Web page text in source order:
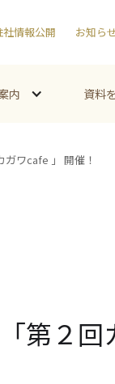
情報公開 お知ら
内 資料
ガワcafe 」 開催！
第２回